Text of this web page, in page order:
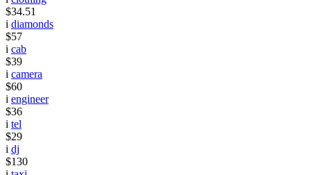
$34.51
i diamonds
$57
i cab
$39
i camera
$60
i engineer
$36
i tel
$29
i dj
$130